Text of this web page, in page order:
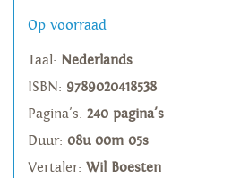
Op voorraad
Taal: Nederlands
ISBN: 9789020418538
Pagina's: 240 pagina's
Duur: 08u 00m 05s
Vertaler: Wil Boesten